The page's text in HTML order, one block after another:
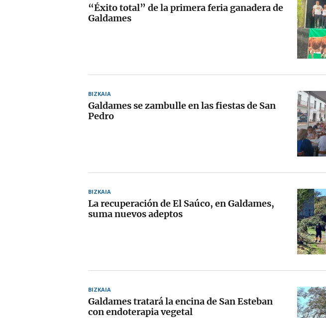
“Éxito total” de la primera feria ganadera de
Galdames
BIZKAIA
Galdames se zambulle en las fiestas de San
Pedro
BIZKAIA
La recuperación de El Saúco, en Galdames,
suma nuevos adeptos
BIZKAIA
Galdames tratará la encina de San Esteban
con endoterapia vegetal